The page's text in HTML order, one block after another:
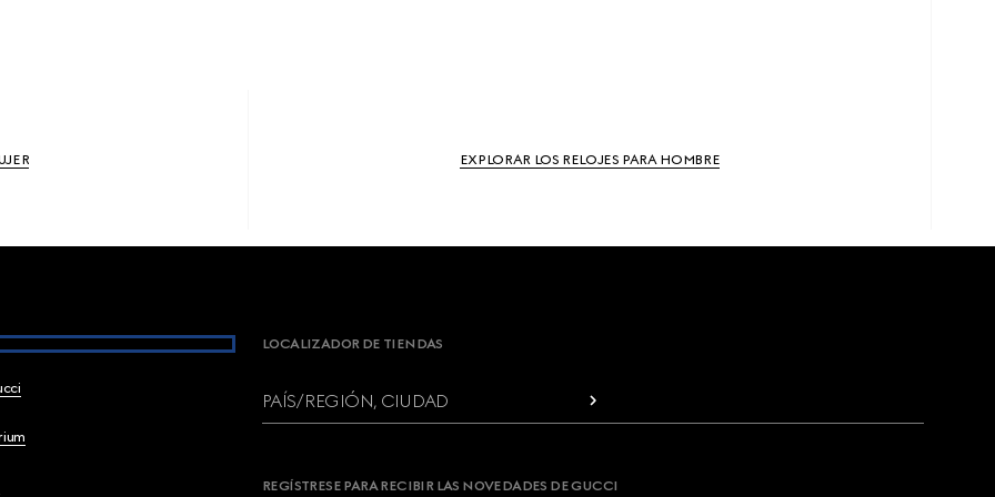
EXPLORAR LOS RELOJES PARA HOMBRE
LOCALIZADOR DE TIENDAS
PAÍS/REGIÓN, CIUDAD
REGÍSTRESE PARA RECIBIR LAS NOVEDADES DE GUCCI